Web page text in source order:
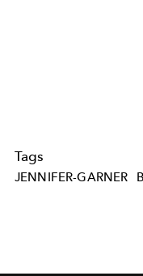
Tags
JENNIFER-GARNER